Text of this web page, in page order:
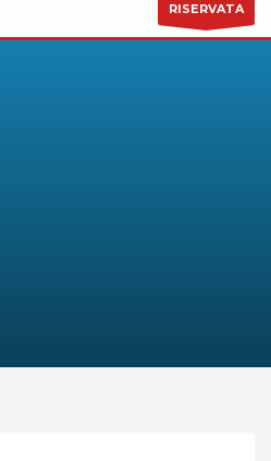
RISERVATA